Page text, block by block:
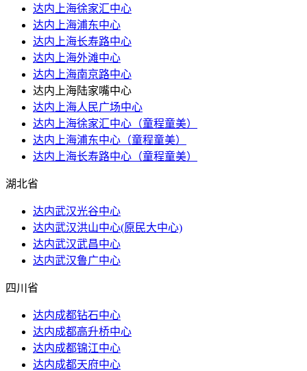
达内上海徐家汇中心
达内上海浦东中心
达内上海长寿路中心
达内上海外滩中心
达内上海南京路中心
达内上海陆家嘴中心
达内上海人民广场中心
达内上海徐家汇中心（童程童美）
达内上海浦东中心（童程童美）
达内上海长寿路中心（童程童美）
湖北省
达内武汉光谷中心
达内武汉洪山​中心(原民大中心)
达内武汉武昌中心
达内武汉鲁广中心
四川省
达内成都钻石中心
达内成都高升桥中心
达内成都锦江中心
达内成都天府中心